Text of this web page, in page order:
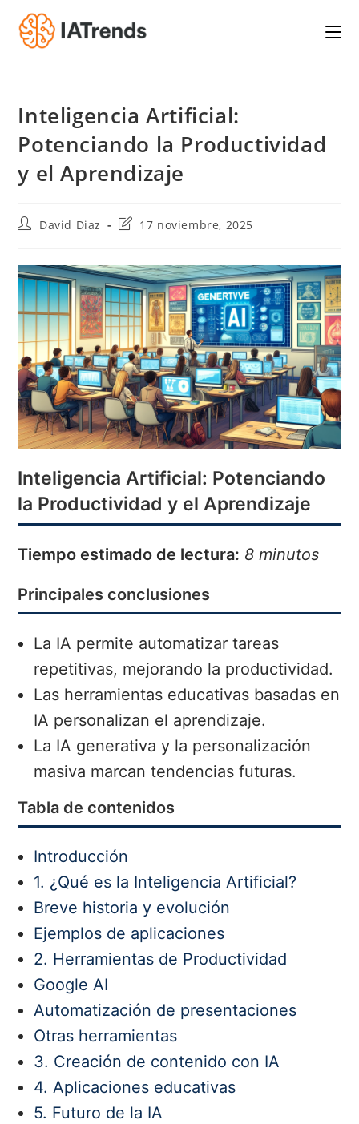
Saltar
contenido
Inteligencia Artificial:
Potenciando la Productividad
y el Aprendizaje
Autor
entrada:
David Diaz
Última
la
entrada:
17 noviembre, 2025
Inteligencia Artificial: Potenciando
la Productividad y el Aprendizaje
Tiempo estimado de lectura: 8 minutos
Principales conclusiones
La IA permite automatizar tareas
repetitivas, mejorando la productividad.
Las herramientas educativas basadas en
IA personalizan el aprendizaje.
La IA generativa y la personalización
masiva marcan tendencias futuras.
Tabla de contenidos
Introducción
1. ¿Qué es la Inteligencia Artificial?
Breve historia y evolución
Ejemplos de aplicaciones
2. Herramientas de Productividad
Google AI
Automatización de presentaciones
Otras herramientas
3. Creación de contenido con IA
4. Aplicaciones educativas
5. Futuro de la IA